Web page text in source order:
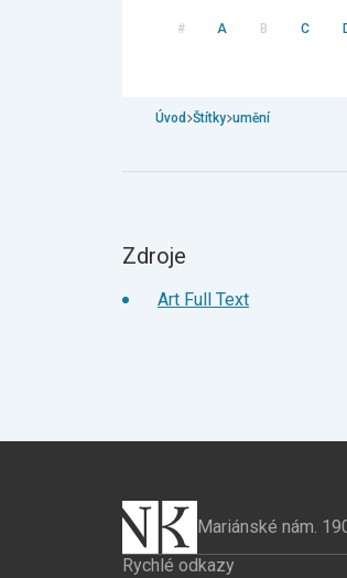
# A B C
Úvod Štítky umění
Zdroje
Art Full Text
Mariánské nám.
Rychlé odkazy